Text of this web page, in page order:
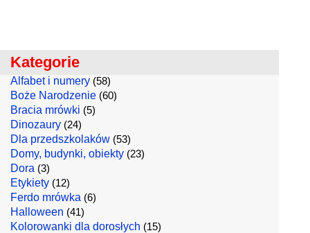
Kategorie
Alfabet i numery (58)
Boże Narodzenie (60)
Bracia mrówki (5)
Dinozaury (24)
Dla przedszkolaków (53)
Domy, budynki, obiekty (23)
Dora (3)
Etykiety (12)
Ferdo mrówka (6)
Halloween (41)
Kolorowanki dla dorosłych (15)